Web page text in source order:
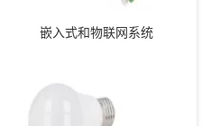
嵌入式和物联网系统